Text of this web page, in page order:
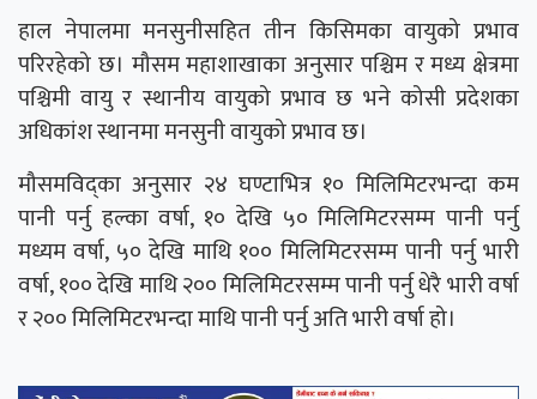
हाल नेपालमा मनसुनीसहित तीन किसिमका वायुको प्रभाव
परिरहेको छ। मौसम महाशाखाका अनुसार पश्चिम र मध्य क्षेत्रमा
पश्चिमी वायु र स्थानीय वायुको प्रभाव छ भने कोसी प्रदेशका
अधिकांश स्थानमा मनसुनी वायुको प्रभाव छ।
मौसमविद्का अनुसार २४ घण्टाभित्र १० मिलिमिटरभन्दा कम
पानी पर्नु हल्का वर्षा, १० देखि ५० मिलिमिटरसम्म पानी पर्नु
मध्यम वर्षा, ५० देखि माथि १०० मिलिमिटरसम्म पानी पर्नु भारी
वर्षा, १०० देखि माथि २०० मिलिमिटरसम्म पानी पर्नु धेरै भारी वर्षा
र २०० मिलिमिटरभन्दा माथि पानी पर्नु अति भारी वर्षा हो।